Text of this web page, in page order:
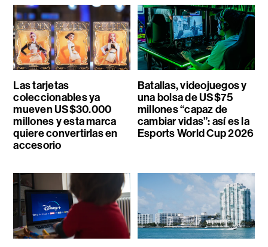
Las tarjetas
coleccionables ya
mueven US$30.000
millones y esta marca
quiere convertirlas en
accesorio
Batallas, videojuegos y
una bolsa de US$75
millones “capaz de
cambiar vidas”: así es la
Esports World Cup 2026